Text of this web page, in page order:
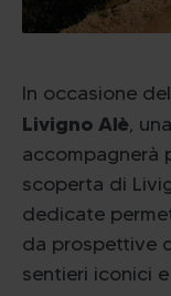
In occasione
Livigno Alè,
accompagnerà
scoperta di
dedicate
da prospettive
sentieri iconici